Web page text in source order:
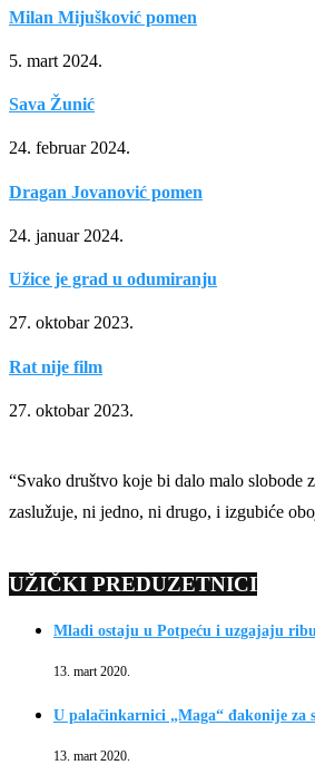
Milan Mijušković pomen
5. mart 2024.
Sava Žunić
24. februar 2024.
Dragan Jovanović pomen
24. januar 2024.
Užice je grad u odumiranju
27. oktobar 2023.
Rat nije film
27. oktobar 2023.
“Svako društvo koje bi dalo malo slobode
zaslužuje, ni jedno, ni drugo, i izgubiće
UŽIČKI PREDUZETNICI
Mladi ostaju u Potpeću i uzgajaju
13. mart 2020.
U palačinkarnici „Maga“ đakonije za
13. mart 2020.